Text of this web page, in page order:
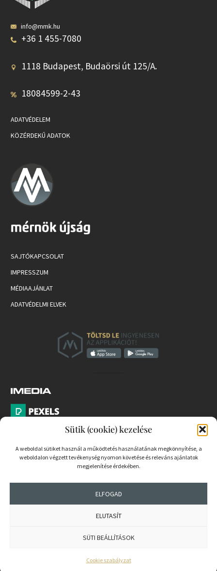
Sütik (cookie) kezelése
A weboldal sütiket használ a működtetés használatának megkönnyítése, a
weboldalon végzett tevékenység nyomon követése és releváns ajánlatok
megjelenítése érdekében.
ELFOGAD
ELUTASÍT
SÜTI BEÁLLÍTÁSOK
Cookie szabályzat
info@mmk.hu
+36 1 455-7080
1118 Budapest, Budaörsi út 125/A.
18084599-2-43
ADATVÉDELEM
KÖZÉRDEKŰ ADATOK
SAJTÓKAPCSOLAT
IMPRESSZUM
MÉDIAAJÁNLAT
ADATVÉDELMI ELVEK
PARTNEREK